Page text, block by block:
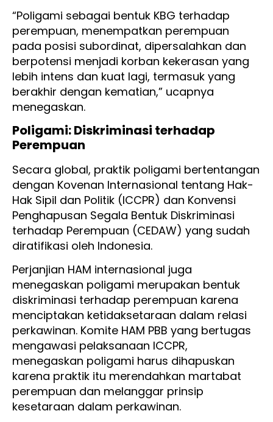
“Poligami sebagai bentuk KBG terhadap
perempuan, menempatkan perempuan
pada posisi subordinat, dipersalahkan dan
berpotensi menjadi korban kekerasan yang
lebih intens dan kuat lagi, termasuk yang
berakhir dengan kematian,” ucapnya
menegaskan.
Poligami: Diskriminasi terhadap
Perempuan
Secara global, praktik poligami bertentangan
dengan Kovenan Internasional tentang Hak-
Hak Sipil dan Politik (ICCPR) dan Konvensi
Penghapusan Segala Bentuk Diskriminasi
terhadap Perempuan (CEDAW) yang sudah
diratifikasi oleh Indonesia.
Perjanjian HAM internasional juga
menegaskan poligami merupakan bentuk
diskriminasi terhadap perempuan karena
menciptakan ketidaksetaraan dalam relasi
perkawinan. Komite HAM PBB yang bertugas
mengawasi pelaksanaan ICCPR,
menegaskan poligami harus dihapuskan
karena praktik itu merendahkan martabat
perempuan dan melanggar prinsip
kesetaraan dalam perkawinan.